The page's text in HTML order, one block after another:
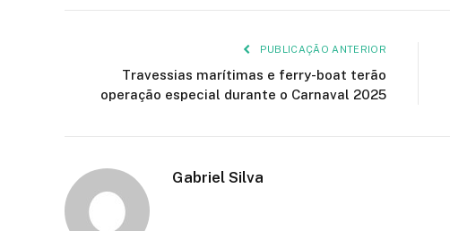
PUBLICAÇÃO ANTERIOR
Travessias marítimas e ferry-boat terão
operação especial durante o Carnaval 2025
Gabriel Silva